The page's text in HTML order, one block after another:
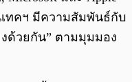
ทคฯ มีความสัมพันธ์กับ
ด้วยกัน” ตามมุมมอง